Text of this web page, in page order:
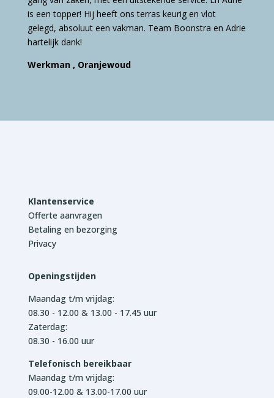
is een topper! Hij heeft ons terras keurig en vlot
gelegd, absoluut een vakman. Team Boonstra en Adrie
hartelijk dank!
Werkman , Oranjewoud
Klantenservice
Offerte aanvragen
Betaling en bezorging
Privacy
Openingstijden
Maandag t/m vrijdag:
08.30 - 12.00 & 13.00 - 17.45 uur
Zaterdag:
08.30 - 16.00 uur
Telefonisch bereikbaar
Maandag t/m vrijdag:
09.00-12.00 & 13.00-17.00 uur